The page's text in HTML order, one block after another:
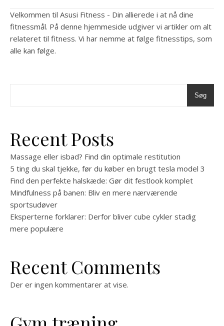
Velkommen til Asusi Fitness - Din allierede i at nå dine
fitnessmål. På denne hjemmeside udgiver vi artikler om alt
relateret til fitness. Vi har nemme at følge fitnesstips, som
alle kan følge.
Søg
Recent Posts
Massage eller isbad? Find din optimale restitution
5 ting du skal tjekke, før du køber en brugt tesla model 3
Find den perfekte halskæde: Gør dit festlook komplet
Mindfulness på banen: Bliv en mere nærværende
sportsudøver
Eksperterne forklarer: Derfor bliver cube cykler stadig
mere populære
Recent Comments
Der er ingen kommentarer at vise.